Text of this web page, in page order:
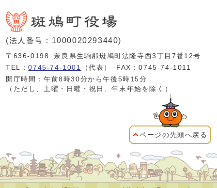
(法人番号：1000020293440)
〒636-0198
奈良県生駒郡斑鳩町法隆寺西3丁目7番12号
TEL：0745-74-1001 （代表）
FAX：0745-74-1011
開庁時間：午前8時30分から午後5時15分
（ただし、土曜・日曜・祝日、年末年始を除く）
ページの先頭へ戻る